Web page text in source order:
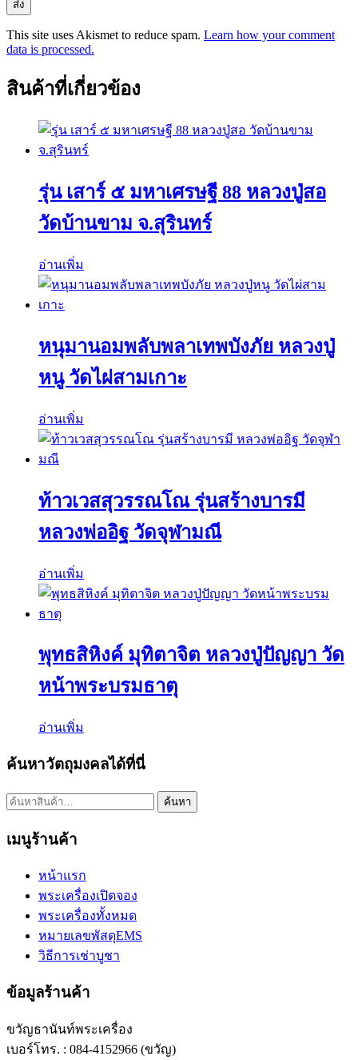
This site uses Akismet to reduce spam. Learn how your comment
data is processed.
สินค้าที่เกี่ยวข้อง
รุ่น เสาร์ ๕ มหาเศรษฐี 88 หลวงปู่สอ
วัดบ้านขาม จ.สุรินทร์
อ่านเพิ่ม
หนุมานอมพลับพลาเทพบังภัย หลวงปู่
หนู วัดไผ่สามเกาะ
อ่านเพิ่ม
ท้าวเวสสุวรรณโณ รุ่นสร้างบารมี
หลวงพ่ออิฐ วัดจุฬามณี
อ่านเพิ่ม
พุทธสิหิงค์ มุทิตาจิต หลวงปู่ปัญญา วัด
หน้าพระบรมธาตุ
อ่านเพิ่ม
ค้นหาวัตถุมงคลได้ที่นี่
ค้นหา: ค้นหา
เมนูร้านค้า
หน้าแรก
พระเครื่องเปิดจอง
พระเครื่องทั้งหมด
หมายเลขพัสดุEMS
วิธีการเช่าบูชา
ข้อมูลร้านค้า
ขวัญธานันท์พระเครื่อง
เบอร์โทร. : 084-4152966 (ขวัญ)